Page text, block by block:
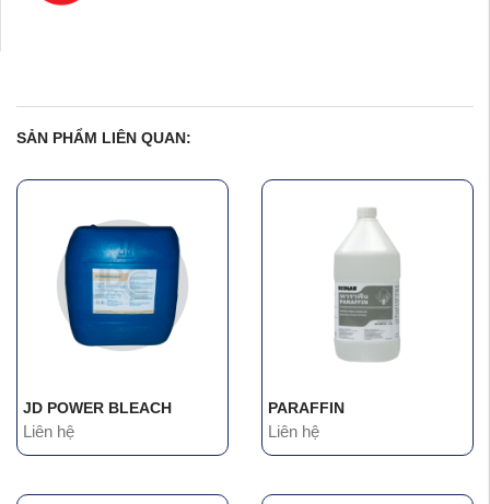
SẢN PHẨM LIÊN QUAN:
JD POWER BLEACH
Liên hệ
PARAFFIN
Liên hệ